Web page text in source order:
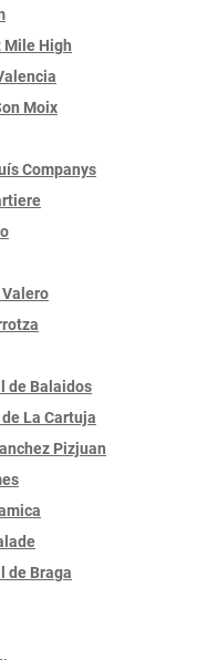
Mile High
Moix
Companys
de Balaidos
La Cartuja
Pizjuan
de Braga